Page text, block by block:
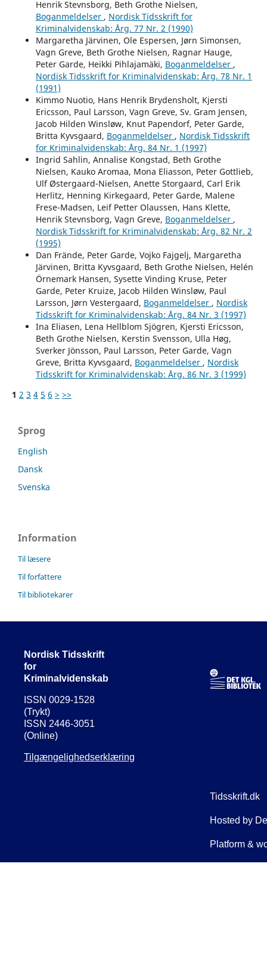
Henrik Stevnsborg, Beth Grothe Nielsen,
Boganmeldelser , Nordisk Tidsskrift for
Kriminalvidenskab: Årg. 77 Nr. 2 (1990)
Margaretha Järvinen, Ole Espersen, Jørn Simonsen,
Vagn Greve, Beth Grothe Nielsen, Ragnar Hauge,
Peter Garde, Heikki Pihlajamäki, Boganmeldelser ,
Nordisk Tidsskrift for Kriminalvidenskab: Årg. 78 Nr. 1
(1991)
Kimmo Nuotio, Hans Henrik Brydensholt, Kjersti
Ericsson, Paul Larsson, Vagn Greve, Sv. Gram Jensen,
Jacob Hilden Winsløw, Knut Papendorf, Peter Garde,
Britta Kyvsgaard, Boganmeldelser , Nordisk Tidsskrift
for Kriminalvidenskab: Årg. 84 Nr. 1 (1997)
Ingrid Sahlin, Annalise Kongstad, Beth Grothe
Nielsen, Kauko Aromaa, Mona Eliasson, Peter Gottlieb,
Ulf Østergaard-Nielsen, Anette Storgaard, Carl Erik
Herlitz, Henning Kirkegaard, Peter Garde, Malene
Frese-Madsen, Leif Petter Olaussen, Hans Klette,
Henrik Stevnsborg, Vagn Greve, Boganmeldelser ,
Nordisk Tidsskrift for Kriminalvidenskab: Årg. 82 Nr. 2
(1995)
Dan Frände, Peter Garde, Vojko Fajgelj, Margaretha
Järvinen, Britta Kyvsgaard, Beth Grothe Nielsen, Helén
Örnemark Hansen, Sysette Vinding Kruse, Peter
Garde, Peter Kruize, Jacob Hilden Winsløw, Paul
Larsson, Jørn Vestergaard, Boganmeldelser , Nordisk
Tidsskrift for Kriminalvidenskab: Årg. 84 Nr. 3 (1997)
Ina Eliasen, Lena Hellblom Sjögren, Kjersti Ericsson,
Beth Grothe Nielsen, Kerstin Svensson, Ulla Høg,
Sverker Jönsson, Paul Larsson, Peter Garde, Vagn
Greve, Britta Kyvsgaard, Boganmeldelser , Nordisk
Tidsskrift for Kriminalvidenskab: Årg. 86 Nr. 3 (1999)
1 2 3 4 5 6 > >>
Sprog
English
Dansk
Svenska
Information
Til læsere
Til forfattere
Til bibliotekarer
Nordisk Tidsskrift
for
Kriminalvidenskab
ISSN 0029-1528
(Trykt)
ISSN 2446-3051
(Online)
Tilgængelighedserklæring